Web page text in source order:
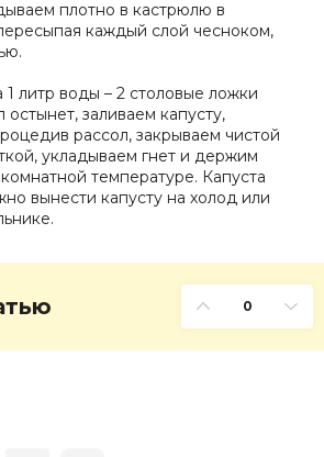
плотно в кастрюлю в
каждый слой чесноком,
1 литр воды – 2 столовые ложки
остынет, заливаем капусту,
рассол, закрываем чистой
укладываем гнет и держим
температуре. Капуста
вынести капусту на холод или
0